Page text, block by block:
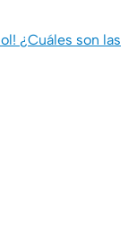
¿Cuáles son las